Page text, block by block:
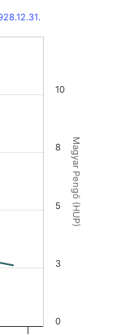
Magyar Pengő (HUP)
0
10
3
5
8